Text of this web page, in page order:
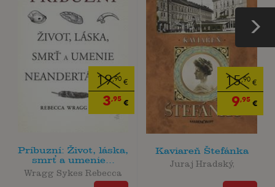
19,90€
3,95€
Príbuzní: Život, láska,
smrť a umenie...
Wragg Sykes Rebecca
15,90€
9,95€
Kaviareň Štefánka
Juraj Hradský,